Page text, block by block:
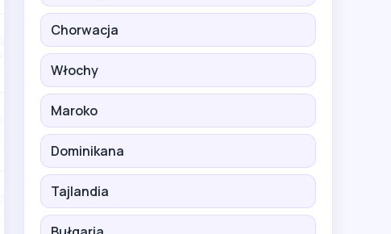
Chorwacja
Włochy
Maroko
Dominikana
Tajlandia